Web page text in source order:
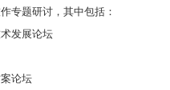
专题研讨，其中包括：
发展论坛
方案论坛